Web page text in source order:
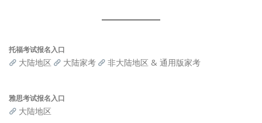
托福考试报名入口
大陆地区 大陆家考 非大陆地区 & 通用版家考
雅思考试报名入口
大陆地区